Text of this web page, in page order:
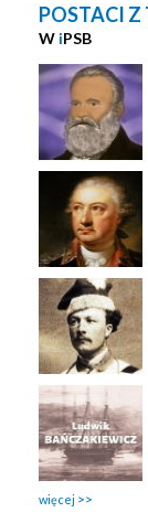
POSTACI Z
W iPSB
więcej